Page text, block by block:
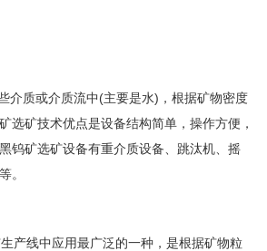
介质或介质流中(主要是水)，根据矿物密度
选矿技术优点是设备结构简单，操作方便，
钨矿选矿设备有重介质设备、跳汰机、摇
。
产线中应用最广泛的一种，是根据矿物粒